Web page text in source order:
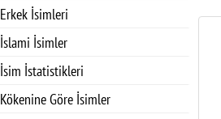
Erkek İsimleri
İslami İsimler
İsim İstatistikleri
Kökenine Göre İsimler